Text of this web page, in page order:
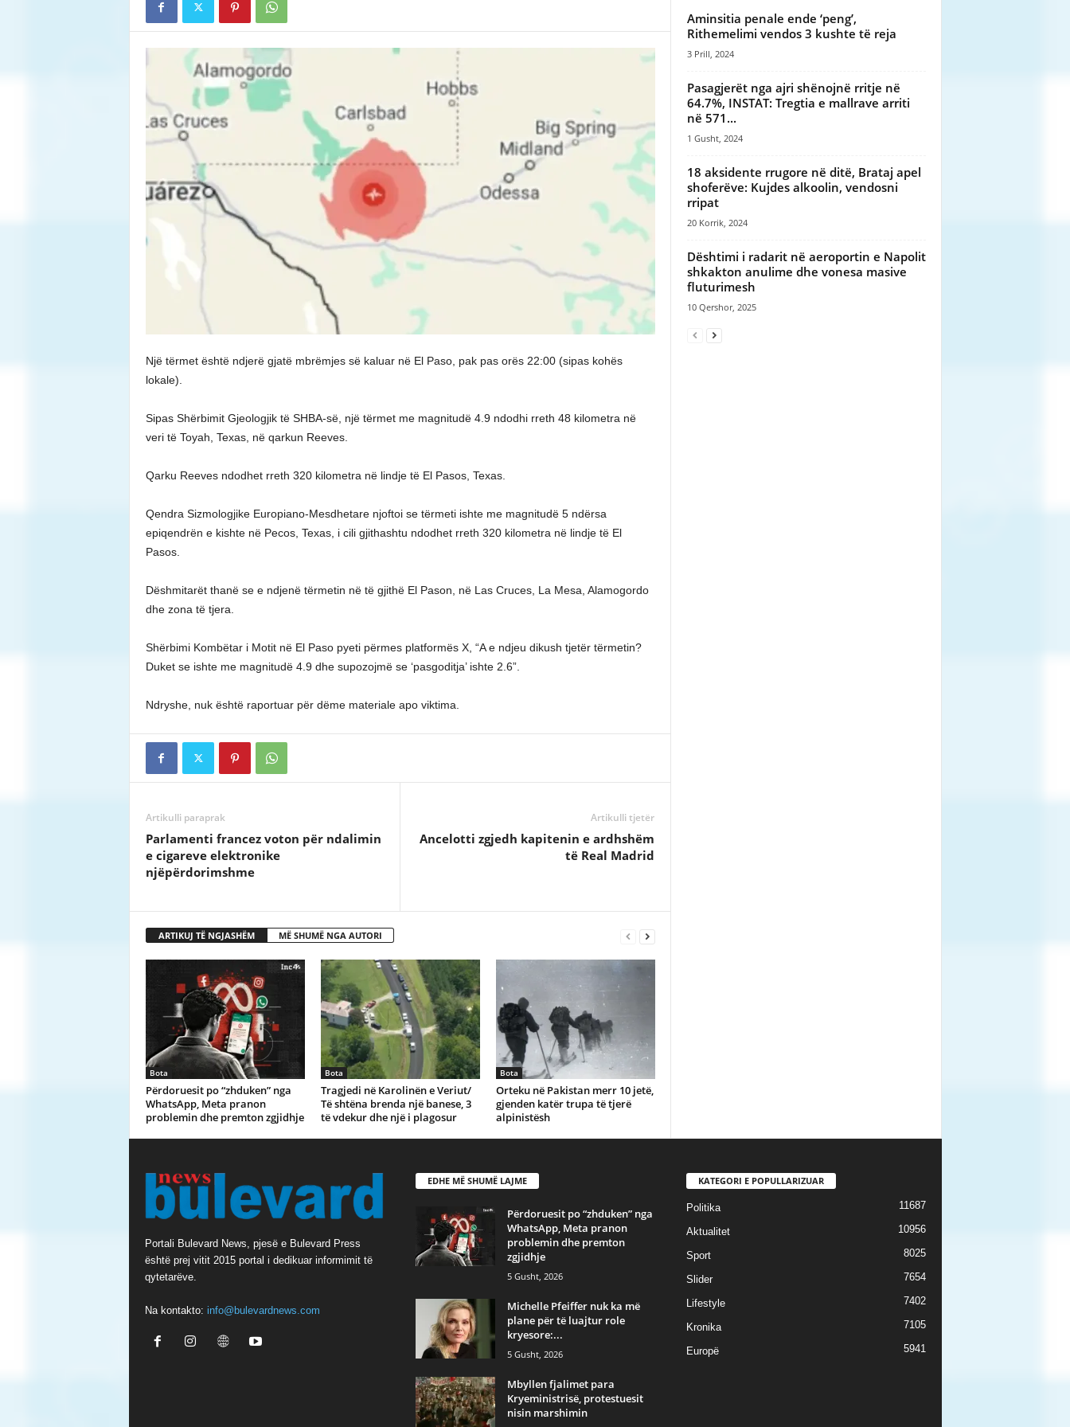
Një tërmet është ndjerë gjatë mbrëmjes së kaluar në El Paso, pak pas orës 22:00 (sipas kohës
lokale).
Sipas Shërbimit Gjeologjik të SHBA-së, një tërmet me magnitudë 4.9 ndodhi rreth 48 kilometra në
veri të Toyah, Texas, në qarkun Reeves.
Qarku Reeves ndodhet rreth 320 kilometra në lindje të El Pasos, Texas.
Qendra Sizmologjike Europiano-Mesdhetare njoftoi se tërmeti ishte me magnitudë 5 ndërsa
epiqendrën e kishte në Pecos, Texas, i cili gjithashtu ndodhet rreth 320 kilometra në lindje të El
Pasos.
Dëshmitarët thanë se e ndjenë tërmetin në të gjithë El Pason, në Las Cruces, La Mesa, Alamogordo
dhe zona të tjera.
Shërbimi Kombëtar i Motit në El Paso pyeti përmes platformës X, “A e ndjeu dikush tjetër tërmetin?
Duket se ishte me magnitudë 4.9 dhe supozojmë se ‘pasgoditja’ ishte 2.6”.
Ndryshe, nuk është raportuar për dëme materiale apo viktima.
Artikulli paraprak
Parlamenti francez voton për ndalimin
e cigareve elektronike
njëpërdorimshme
Artikulli tjetër
Ancelotti zgjedh kapitenin e ardhshëm
të Real Madrid
ARTIKUJ TË NGJASHËM MË SHUMË NGA AUTORI
Bota
Përdoruesit po “zhduken” nga
WhatsApp, Meta pranon
problemin dhe premton zgjidhje
Bota
Tragjedi në Karolinën e Veriut/
Të shtëna brenda një banese, 3
të vdekur dhe një i plagosur
Bota
Orteku në Pakistan merr 10 jetë,
gjenden katër trupa të tjerë
alpinistësh
Aminsitia penale ende ‘peng’,
Rithemelimi vendos 3 kushte të reja
3 Prill, 2024
Pasagjerët nga ajri shënojnë rritje në
64.7%, INSTAT: Tregtia e mallrave arriti
në 571...
1 Gusht, 2024
18 aksidente rrugore në ditë, Brataj apel
shoferëve: Kujdes alkoolin, vendosni
rripat
20 Korrik, 2024
Dështimi i radarit në aeroportin e Napolit
shkakton anulime dhe vonesa masive
fluturimesh
10 Qershor, 2025
Portali Bulevard News, pjesë e Bulevard Press
është prej vitit 2015 portal i dedikuar informimit të
qytetarëve.
Na kontakto: info@bulevardnews.com
EDHE MË SHUMË LAJME
Përdoruesit po “zhduken” nga
WhatsApp, Meta pranon
problemin dhe premton
zgjidhje
5 Gusht, 2026
Michelle Pfeiffer nuk ka më
plane për të luajtur role
kryesore:...
5 Gusht, 2026
Mbyllen fjalimet para
Kryeministrisë, protestuesit
nisin marshimin
KATEGORI E POPULLARIZUAR
Politika 11687
Aktualitet 10956
Sport 8025
Slider 7654
Lifestyle 7402
Kronika 7105
Europë 5941